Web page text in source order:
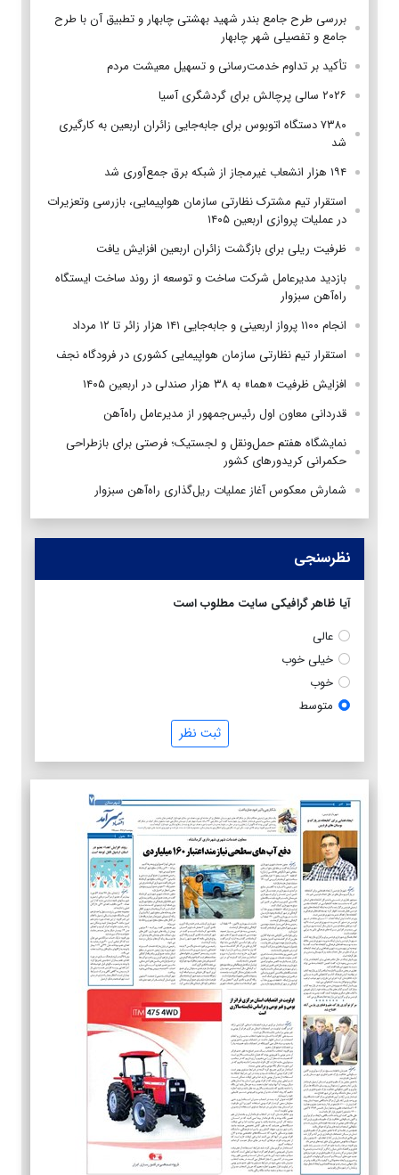
بررسی طرح جامع بندر شهید بهشتی چابهار و تطبیق آن با طرح
جامع و تفصیلی شهر چابهار
تأکید بر تداوم خدمت‌رسانی و تسهیل معیشت مردم
۲۰۲۶ سالی پرچالش برای گردشگری آسیا
۷۳۸۰ دستگاه اتوبوس برای جابه‌جایی زائران اربعین به‌ کارگیری
شد
۱۹۴ هزار انشعاب غیرمجاز از شبکه برق جمع‌آوری شد
استقرار تیم مشترک نظارتی سازمان هواپیمایی، بازرسی وتعزیرات
در عملیات پروازی اربعین ۱۴۰۵
ظرفیت ریلی برای بازگشت زائران اربعین افزایش یافت
بازدید مدیرعامل شرکت ساخت و توسعه از روند ساخت ایستگاه
راه‌آهن سبزوار
انجام ۱۱۰۰ پرواز اربعینی و جابه‌جایی ۱۴۱ هزار زائر تا ۱۲ مرداد
استقرار تیم‌ نظارتی سازمان هواپیمایی کشوری در فرودگاه نجف
افزایش ظرفیت «هما» به ۳۸ هزار صندلی در اربعین ۱۴۰۵
قدردانی معاون اول رئیس‌جمهور از مدیرعامل راه‌آهن
نمایشگاه هفتم حمل‌ونقل و لجستیک؛ فرصتی برای بازطراحی
حکمرانی کریدورهای کشور
شمارش معکوس آغاز عملیات ریل‌گذاری راه‌آهن سبزوار
نظرسنجی
آیا ظاهر گرافیکی سایت مطلوب است
عالی
خیلی خوب
خوب
متوسط
ثبت نظر